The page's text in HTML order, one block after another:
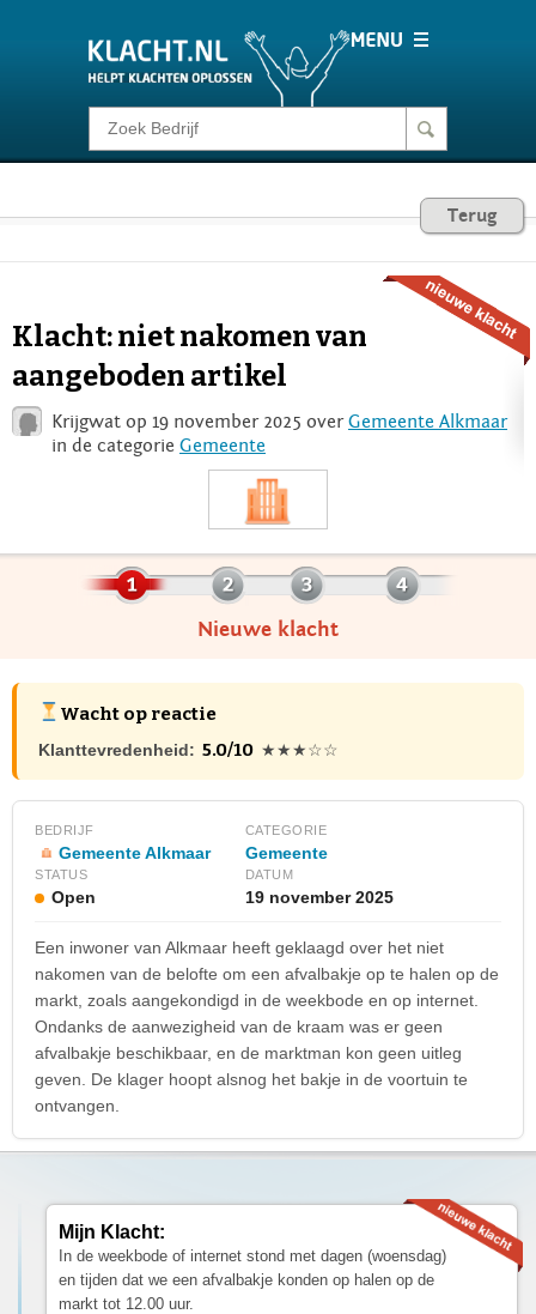
Klacht melden
Consumentenrecht
Voor Bedrijven
Login
Terug
Klacht: niet nakomen van
aangeboden artikel
Krijgwat op 19 november 2025 overGemeente Alkmaar
in de categorie Gemeente
Nieuwe klacht
Wacht op reactie
Klanttevredenheid: 5.0/10 ★★★☆☆
BEDRIJF
Gemeente Alkmaar
CATEGORIE
Gemeente
STATUS
Open
DATUM
19 november 2025
Een inwoner van Alkmaar heeft geklaagd over het niet
nakomen van de belofte om een afvalbakje op te halen op de
markt, zoals aangekondigd in de weekbode en op internet.
Ondanks de aanwezigheid van de kraam was er geen
afvalbakje beschikbaar, en de marktman kon geen uitleg
geven. De klager hoopt alsnog het bakje in de voortuin te
ontvangen.
Mijn Klacht:
In de weekbode of internet stond met dagen (woensdag)
en tijden dat we een afvalbakje konden op halen op de
markt tot 12.00 uur.